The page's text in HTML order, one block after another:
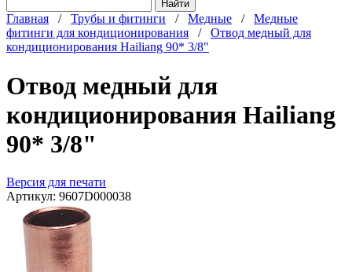
Главная / Трубы и фитинги / Медные / Медные
фитинги для кондиционирования / Отвод медный для
кондиционирования Hailiang 90* 3/8"
Отвод медный для
кондиционирования Hailiang
90* 3/8"
Версия для печати
Артикул: 9607D000038